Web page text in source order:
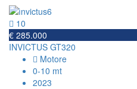
10
€ 285.000
INVICTUS GT320
Motore
0-10 mt
2023